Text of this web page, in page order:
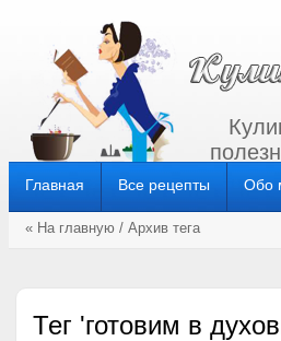
Главная Все рецепты Обо
« На главную / Архив тега
Тег 'готовим в